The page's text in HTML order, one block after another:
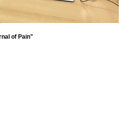
of Pain"